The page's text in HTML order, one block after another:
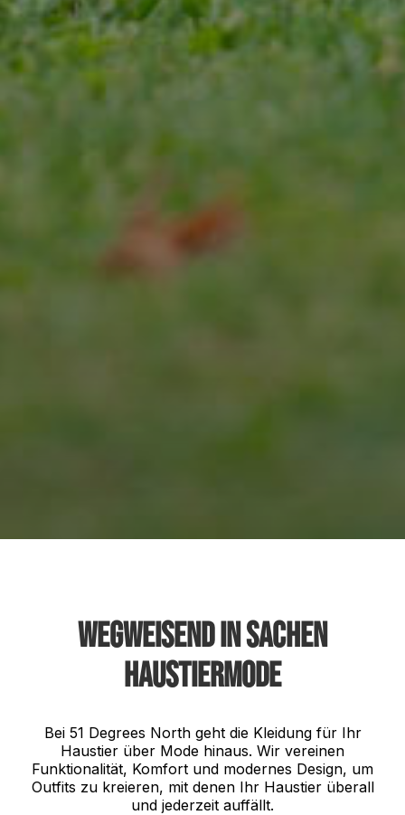
Wegweisend in Sachen
Haustiermode
Bei 51 Degrees North geht die Kleidung für Ihr
Haustier über Mode hinaus. Wir vereinen
Funktionalität, Komfort und modernes Design, um
Outfits zu kreieren, mit denen Ihr Haustier überall
und jederzeit auffällt.